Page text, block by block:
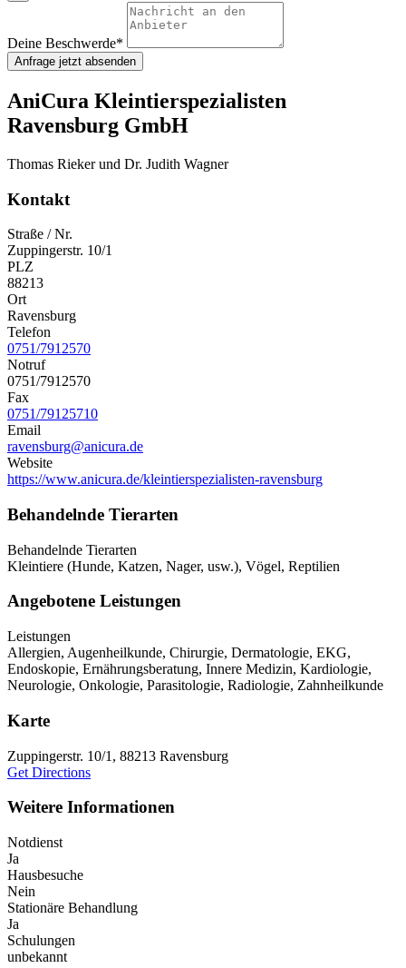
Deine Beschwerde*
Anfrage jetzt absenden
AniCura Kleintierspezialisten
Ravensburg GmbH
Thomas Rieker und Dr. Judith Wagner
Kontakt
Straße / Nr.
Zuppingerstr. 10/1
PLZ
88213
Ort
Ravensburg
Telefon
0751/7912570
Notruf
0751/7912570
Fax
0751/79125710
Email
ravensburg@anicura.de
Website
https://www.anicura.de/kleintierspezialisten-ravensburg
Behandelnde Tierarten
Behandelnde Tierarten
Kleintiere (Hunde, Katzen, Nager, usw.), Vögel, Reptilien
Angebotene Leistungen
Leistungen
Allergien, Augenheilkunde, Chirurgie, Dermatologie, EKG,
Endoskopie, Ernährungsberatung, Innere Medizin, Kardiologie,
Neurologie, Onkologie, Parasitologie, Radiologie, Zahnheilkunde
Karte
Zuppingerstr. 10/1, 88213 Ravensburg
Get Directions
Weitere Informationen
Notdienst
Ja
Hausbesuche
Nein
Stationäre Behandlung
Ja
Schulungen
unbekannt